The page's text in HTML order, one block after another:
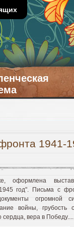
1941-
оформлена
год". Письма с
огромной
войны, грубость
сердца, вера в Победу....